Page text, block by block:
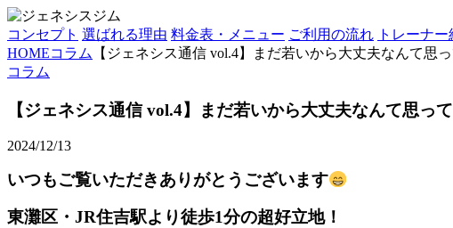
コンセプト 選ばれる理由 料金表・メニュー ご利用の流れ トレーナー
HOMEコラム 【ジェネシス通信 vol.4】まだ若いから大丈夫なんて思
コラム
【ジェネシス通信 vol.4】まだ若いから大丈夫なんて思っ
2024/12/13
いつもご覧いただきありがとうございます
東灘区・JR住吉駅より徒歩1分の超好立地！